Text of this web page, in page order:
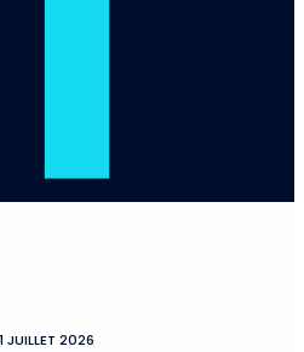
JUILLET 2026